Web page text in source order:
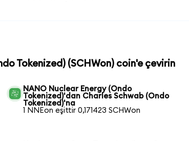
Tokenized) (SCHWon) coin'e çevirin
NANO Nuclear Energy (Ondo
Tokenized)'dan Charles Schwab (Ondo
Tokenized)'na
1 NNEon eşittir 0,171423 SCHWon